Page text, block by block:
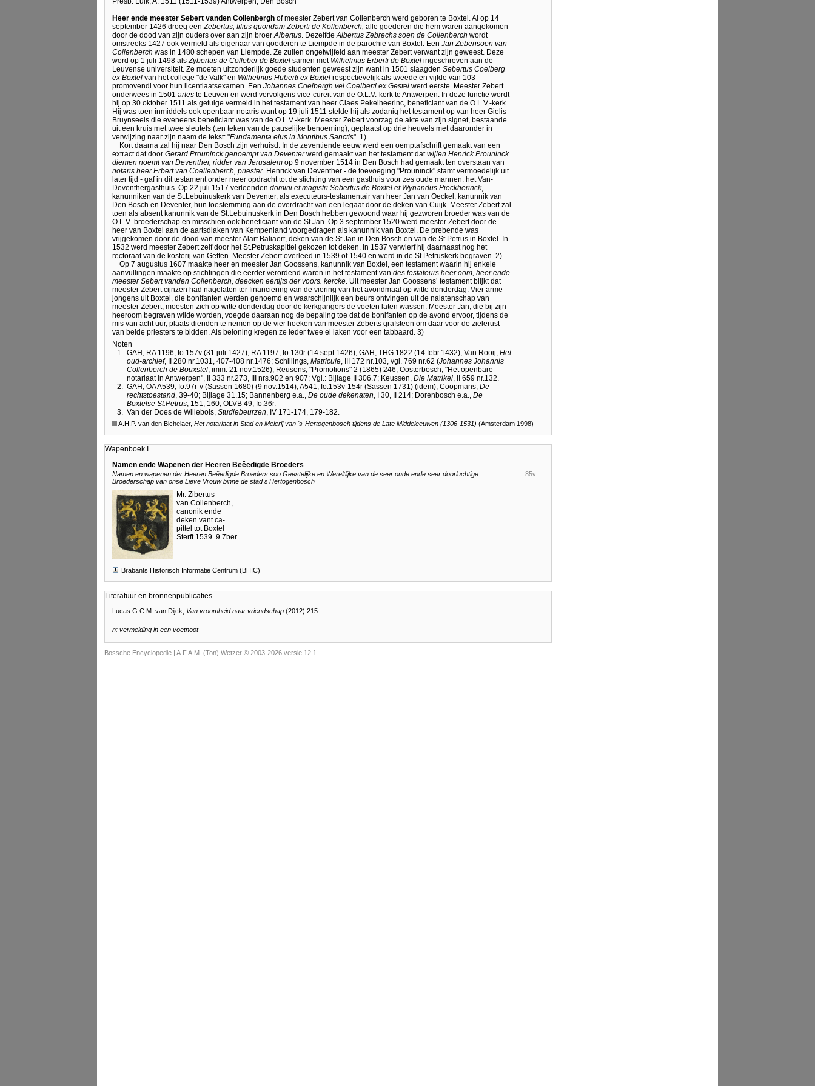
Heer ende meester Sebert vanden Collenbergh of meester Zebert van Collenberch werd geboren te Boxtel. Al op 14
september 1426 droeg eenZebertus, filius quondam Zeberti de Kollenberch, alle goederen die hem waren aangekomen
door de dood van zijn ouders over aan zijn broerAlbertus. DezelfdeAlbertus Zebrechs soen de Collenberch wordt
omstreeks 1427 ook vermeld als eigenaar van goederen te Liempde in de parochie van Boxtel. Een Jan Zebensoen van
Collenberch was in 1480 schepen van Liempde. Ze zullen ongetwijfeld aan meester Zebert verwant zijn geweest. Deze
werd op 1 juli 1498 alsZybertus de Colleber de Boxtel samen met Wilhelmus Erberti de Boxtel ingeschreven aan de
Leuvense universiteit. Ze moeten uitzonderlijk goede studenten geweest zijn want in 1501 slaagden Sebertus Coelberg
ex Boxtel van het college "de Valk" en Wilhelmus Huberti ex Boxtel respectievelijk als tweede en vijfde van 103
promovendi voor hun licentiaatsexamen. Een Johannes Coelbergh vel Coelberti ex Gestel werd eerste. Meester Zebert
onderwees in 1501 artes te Leuven en werd vervolgens vice-cureit van de O.L.V.-kerk te Antwerpen. In deze functie wordt
hij op 30 oktober 1511 als getuige vermeld in het testament van heer Claes Pekelheerinc, beneficiant van de O.L.V.-kerk.
Hij was toen inmiddels ook openbaar notaris want op 19 juli 1511 stelde hij als zodanig het testament op van heer Gielis
Bruynseels die eveneens beneficiant was van de O.L.V.-kerk. Meester Zebert voorzag de akte van zijn signet, bestaande
uit een kruis met twee sleutels (ten teken van de pauselijke benoeming), geplaatst op drie heuvels met daaronder in
verwijzing naar zijn naam de tekst: "Fundamenta eius in Montibus Sanctis". 1)
Kort daarna zal hij naar Den Bosch zijn verhuisd. In de zeventiende eeuw werd een oemptafschrift gemaakt van een
extract dat door Gerard Prouninck genoempt van Deventerwerd gemaakt van het testament datwijlen Henrick Prouninck
diemen noemt van Deventher, ridder van Jerusalem op 9 november 1514 in Den Bosch had gemaakt ten overstaan van
notaris heer Erbert van Coellenberch, priester. Henrick van Deventher - de toevoeging "Prouninck" stamt vermoedelijk uit
later tijd - gaf in dit testament onder meer opdracht tot de stichting van een gasthuis voor zes oude mannen: het Van-
Deventhergasthuis. Op 22 juli 1517 verleenden domini et magistri Sebertus de Boxtel et Wynandus Pieckherinck,
kanunniken van de St.Lebuinuskerk van Deventer, als executeurs-testamentair van heer Jan van Oeckel, kanunnik van
Den Bosch en Deventer, hun toestemming aan de overdracht van een legaat door de deken van Cuijk. Meester Zebert zal
toen als absent kanunnik van de St.Lebuinuskerk in Den Bosch hebben gewoond waar hij gezworen broeder was van de
O.L.V.-broederschap en misschien ook beneficiant van de St.Jan. Op 3 september 1520 werd meester Zebert door de
heer van Boxtel aan de aartsdiaken van Kempenland voorgedragen als kanunnik van Boxtel. De prebende was
vrijgekomen door de dood van meester Alart Baliaert, deken van de St.Jan in Den Bosch en van de St.Petrus in Boxtel. In
1532 werd meester Zebert zelf door het St.Petruskapittel gekozen tot deken. In 1537 verwierf hij daarnaast nog het
rectoraat van de kosterij van Geffen. Meester Zebert overleed in 1539 of 1540 en werd in de St.Petruskerk begraven. 2)
Op 7 augustus 1607 maakte heer en meester Jan Goossens, kanunnik van Boxtel, een testament waarin hij enkele
aanvullingen maakte op stichtingen die eerder verordend waren in het testament van des testateurs heer oom, heer ende
meester Sebert vanden Collenberch, deecken eertijts der voors. kercke. Uit meester Jan Goossens’ testament blijkt dat
meester Zebert cijnzen had nagelaten ter financiering van de viering van het avondmaal op witte donderdag. Vier arme
jongens uit Boxtel, die bonifanten werden genoemd en waarschijnlijk een beurs ontvingen uit de nalatenschap van
meester Zebert, moesten zich op witte donderdag door de kerkgangers de voeten laten wassen. Meester Jan, die bij zijn
heeroom begraven wilde worden, voegde daaraan nog de bepaling toe dat de bonifanten op de avond ervoor, tijdens de
mis van acht uur, plaats dienden te nemen op de vier hoeken van meester Zeberts grafsteen om daar voor de zielerust
van beide priesters te bidden. Als beloning kregen ze ieder twee el laken voor een tabbaard. 3)
Noten
1. GAH, RA 1196, fo.157v (31 juli 1427), RA 1197, fo.130r (14 sept.1426); GAH, THG 1822 (14 febr.1432); Van Rooij, Het
oud-archief, II 280 nr.1031, 407-408 nr.1476; Schillings, Matricule, III 172 nr.103, vgl. 769 nr.62 (Johannes Johannis
Collenberch de Bouxstel, imm. 21 nov.1526); Reusens, "Promotions" 2 (1865) 246; Oosterbosch, "Het openbare
notariaat in Antwerpen", II 333 nr.273, III nrs.902 en 907; Vgl.: Bijlage II 306.7; Keussen, Die Matrikel, II 659 nr.132.
2. GAH, OA A539, fo.97r-v (Sassen 1680) (9 nov.1514), A541, fo.153v-154r (Sassen 1731) (idem); Coopmans, De
rechtstoestand, 39-40; Bijlage 31.15; Bannenberg e.a., De oude dekenaten, I 30, II 214; Dorenbosch e.a., De
Boxtelse St.Petrus, 151, 160; OLVB 49, fo.36r.
3. Van der Does de Willebois, Studiebeurzen, IV 171-174, 179-182.
A.H.P. van den Bichelaer, Het notariaat in Stad en Meierij van 's-Hertogenbosch tijdens de Late Middeleeuwen (1306-1531) (Amsterdam 1998)
Wapenboek I
Namen ende Wapenen der Heeren Beêedigde Broeders
Namen en wapenen der Heeren Beêedigde Broeders soo Geestelijke en Wereltlijke van de seer oude ende seer doorluchtige
Broederschap van onse Lieve Vrouw binne de stad s'Hertogenbosch
Mr. Zibertus
van Collenberch,
canonik ende
deken vant ca-
pittel tot Boxtel
Sterft 1539. 9 7ber.
85v
Brabants Historisch Informatie Centrum (BHIC)
Literatuur en bronnenpublicaties
Lucas G.C.M. van Dijck, Van vroomheid naar vriendschap (2012) 215
n: vermelding in een voetnoot
Bossche Encyclopedie | A.F.A.M. (Ton) Wetzer © 2003-2026 versie 12.1